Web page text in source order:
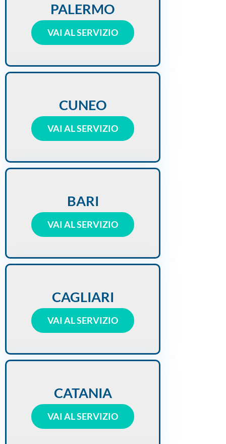
PALERMO
VAI AL SERVIZIO
CUNEO
VAI AL SERVIZIO
BARI
VAI AL SERVIZIO
CAGLIARI
VAI AL SERVIZIO
CATANIA
VAI AL SERVIZIO